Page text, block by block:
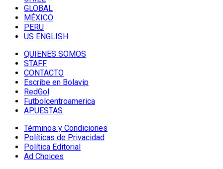
GLOBAL
MÉXICO
PERU
US ENGLISH
QUIENES SOMOS
STAFF
CONTACTO
Escribe en Bolavip
RedGol
Futbolcentroamerica
APUESTAS
Términos y Condiciones
Políticas de Privacidad
Política Editorial
Ad Choices